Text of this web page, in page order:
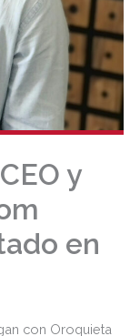
y
en
con Oroquieta